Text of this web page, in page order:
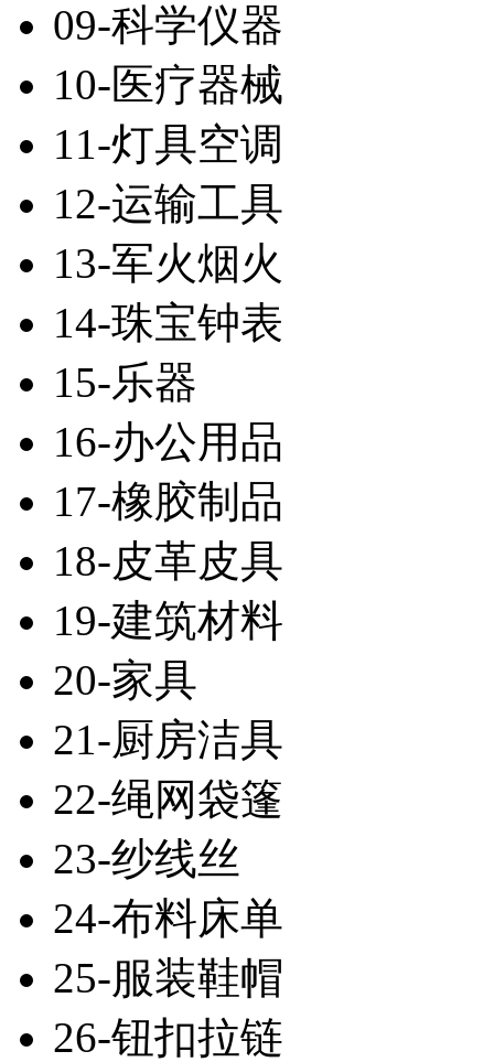
09-科学仪器
10-医疗器械
11-灯具空调
12-运输工具
13-军火烟火
14-珠宝钟表
15-乐器
16-办公用品
17-橡胶制品
18-皮革皮具
19-建筑材料
20-家具
21-厨房洁具
22-绳网袋篷
23-纱线丝
24-布料床单
25-服装鞋帽
26-钮扣拉链